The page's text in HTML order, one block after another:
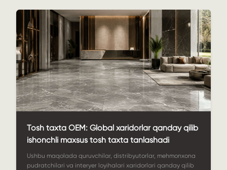
Tosh taxta OEM: Global xaridorlar qanday qilib
ishonchli maxsus tosh taxta tanlashadi
Ushbu maqolada quruvchilar, distribyutorlar, mehmonxona
pudratchilari va interyer loyihalari xaridorlari qanday qilib